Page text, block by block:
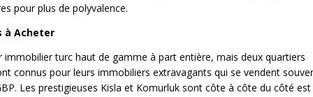
pour plus de polyvalence.
à Acheter
immobilier turc haut de gamme à part entière, mais deux quartiers
connus pour leurs immobiliers extravagants qui se vendent
Les prestigieuses Kisla et Komurluk sont côte à côte du côté